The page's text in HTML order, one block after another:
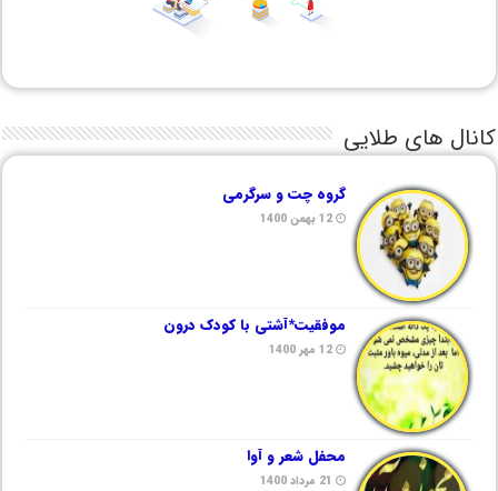
کانال های طلایی
گروه چت و سرگرمی
12 بهمن 1400
موفقیت*آشتی با کودک درون
12 مهر 1400
محفل شعر و آوا
21 مرداد 1400